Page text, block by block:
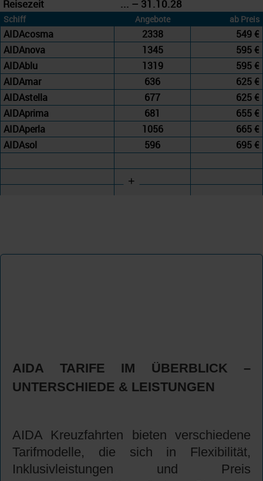
Reisezeit
... – 31.10.28
Schiff Angebote ab Preis
AIDAcosma 2338
549 €
AIDAnova
1345
595 €
AIDAblu
1319
595 €
AIDAmar
636
625 €
AIDAstella
677
625 €
AIDAprima
681
655 €
AIDAperla
1056
665 €
AIDAsol
596 695 €
+
AIDA TARIFE IM ÜBERBLICK –
UNTERSCHIEDE & LEISTUNGEN
AIDA Kreuzfahrten bieten verschiedene
Tarifmodelle, die sich in Flexibilität,
Inklusivleistungen und Preis